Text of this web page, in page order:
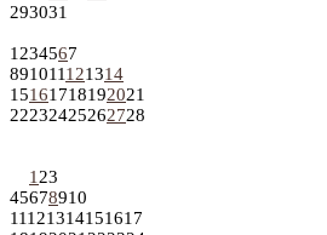
293031
1 234567
891011121314
15161718192021
22232425262728
1 23
45678910
11121314151617